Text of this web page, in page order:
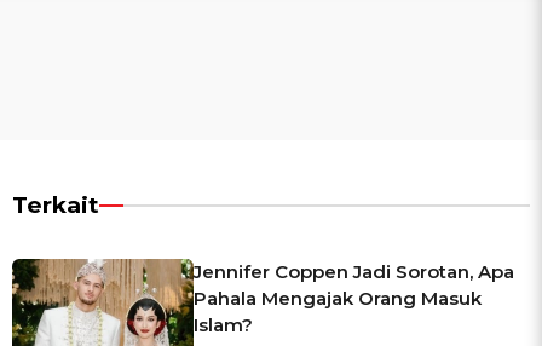
Terkait
Jennifer Coppen Jadi Sorotan, Apa
Pahala Mengajak Orang Masuk
Islam?